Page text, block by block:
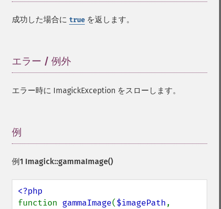
成功した場合に true を返します。
エラー / 例外
エラー時に ImagickException をスローします。
例
例1 Imagick::gammaImage()
function gammaImage($imagePath